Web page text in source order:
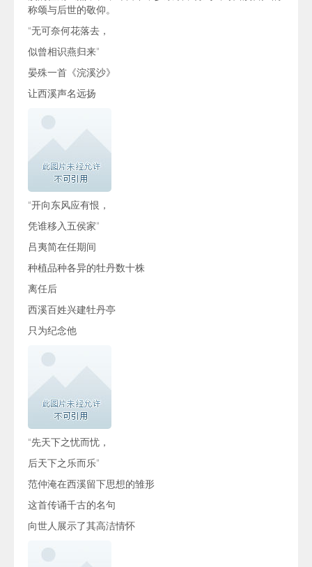
称颂与后世的敬仰。
“无可奈何花落去，
似曾相识燕归来”
晏殊一首《浣溪沙》
让西溪声名远扬
“开向东风应有恨，
凭谁移入五侯家”
吕夷简在任期间
种植品种各异的牡丹数十株
离任后
西溪百姓兴建牡丹亭
只为纪念他
“先天下之忧而忧，
后天下之乐而乐”
范仲淹在西溪留下思想的雏形
这首传诵千古的名句
向世人展示了其高洁情怀